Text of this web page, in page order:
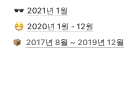
2021년 1월
2020년 1월 - 12월
2017년 8월 ~ 2019년 12월